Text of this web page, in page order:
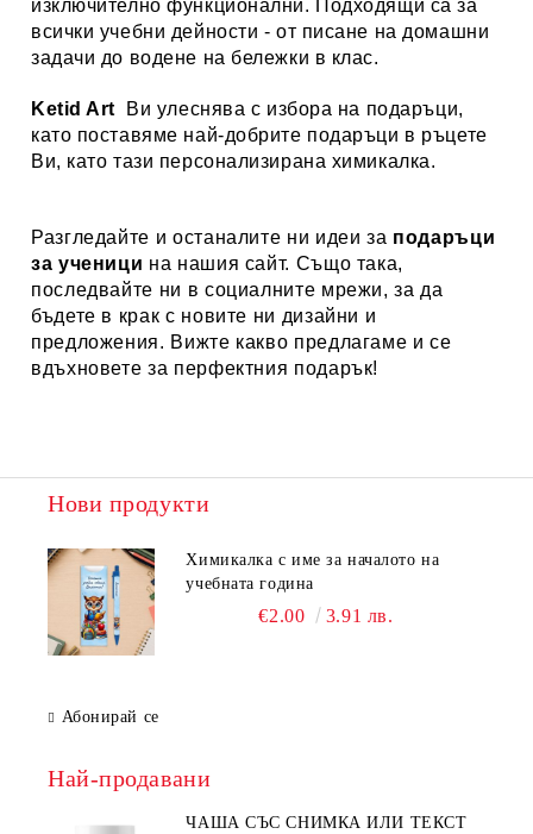
изключително функционални. Подходящи са за
всички учебни дейности - от писане на домашни
задачи до водене на бележки в клас.
Ketid Art Ви улеснява с избора на подаръци,
като поставяме най-добрите подаръци в ръцете
Ви, като тази персонализирана химикалка.
Разгледайте и останалите ни идеи за подаръци
за ученици на нашия сайт. Също така,
последвайте ни в социалните мрежи, за да
бъдете в крак с новите ни дизайни и
предложения. Вижте какво предлагаме и се
вдъхновете за перфектния подарък!
Нови продукти
Химикалка с име за началото на
учебната година
€2.00 3.91 лв.
Абонирай се
Най-продавани
ЧАША СЪС СНИМКА ИЛИ ТЕКСТ